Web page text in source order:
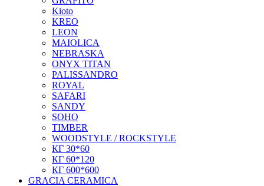
Kioto
KREO
LEON
MAIOLICA
NEBRASKA
ONYX TITAN
PALISSANDRO
ROYAL
SAFARI
SANDY
SOHO
TIMBER
WOODSTYLE / ROCKSTYLE
КГ 30*60
КГ 60*120
КГ 600*600
GRACIA CERAMICA